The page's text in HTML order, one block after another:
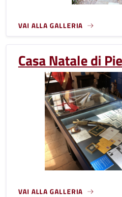
VAI ALLA GALLERIA
Casa Natale di
VAI ALLA GALLERIA